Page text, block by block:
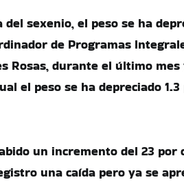
sexenio, el peso se ha
de Programas
Rosas, durante el último
el peso se ha depreciado
un incremento del 23 por
una caída pero ya se